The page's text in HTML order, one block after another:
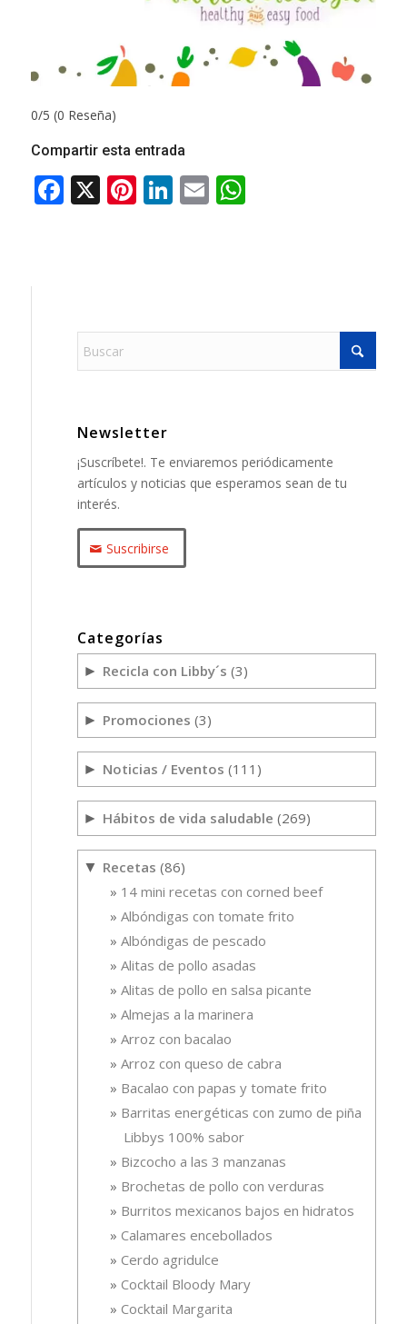
0/5 (0 Reseña)
Compartir esta entrada
Newsletter
¡Suscríbete!. Te enviaremos periódicamente
artículos y noticias que esperamos sean de tu
interés.
Suscribirse
Categorías
► Recicla con Libby´s (3)
► Promociones (3)
► Noticias / Eventos (111)
► Hábitos de vida saludable (269)
▼ Recetas (86)
14 mini recetas con corned beef
Albóndigas con tomate frito
Albóndigas de pescado
Alitas de pollo asadas
Alitas de pollo en salsa picante
Almejas a la marinera
Arroz con bacalao
Arroz con queso de cabra
Bacalao con papas y tomate frito
Barritas energéticas con zumo de piña
Libbys 100% sabor
Bizcocho a las 3 manzanas
Brochetas de pollo con verduras
Burritos mexicanos bajos en hidratos
Calamares encebollados
Cerdo agridulce
Cocktail Bloody Mary
Cocktail Margarita